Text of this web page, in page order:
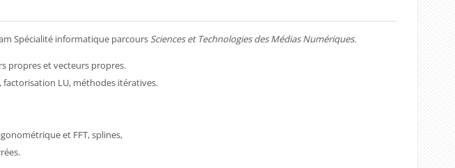
Spécialité informatique parcours Sciences et Technologies des Médias Numériques.
propres et vecteurs propres.
factorisation LU, méthodes itératives.
et FFT, splines,